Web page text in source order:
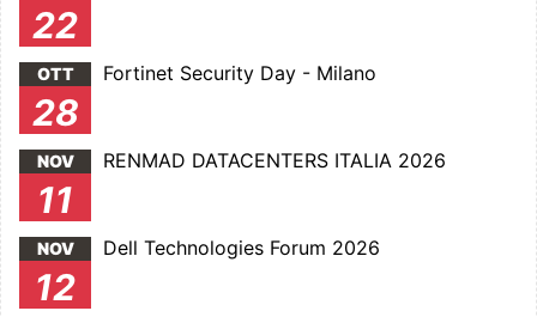
22
OTT
28
Fortinet Security Day - Milano
NOV
11
RENMAD DATACENTERS ITALIA 2026
NOV
12
Dell Technologies Forum 2026